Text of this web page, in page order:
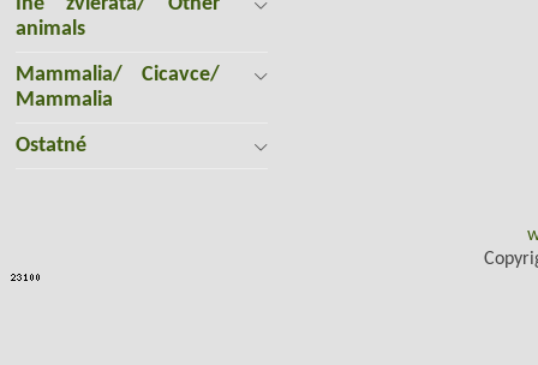
Iné zvieratá/ Other
animals
Mammalia/ Cicavce/
Mammalia
Ostatné